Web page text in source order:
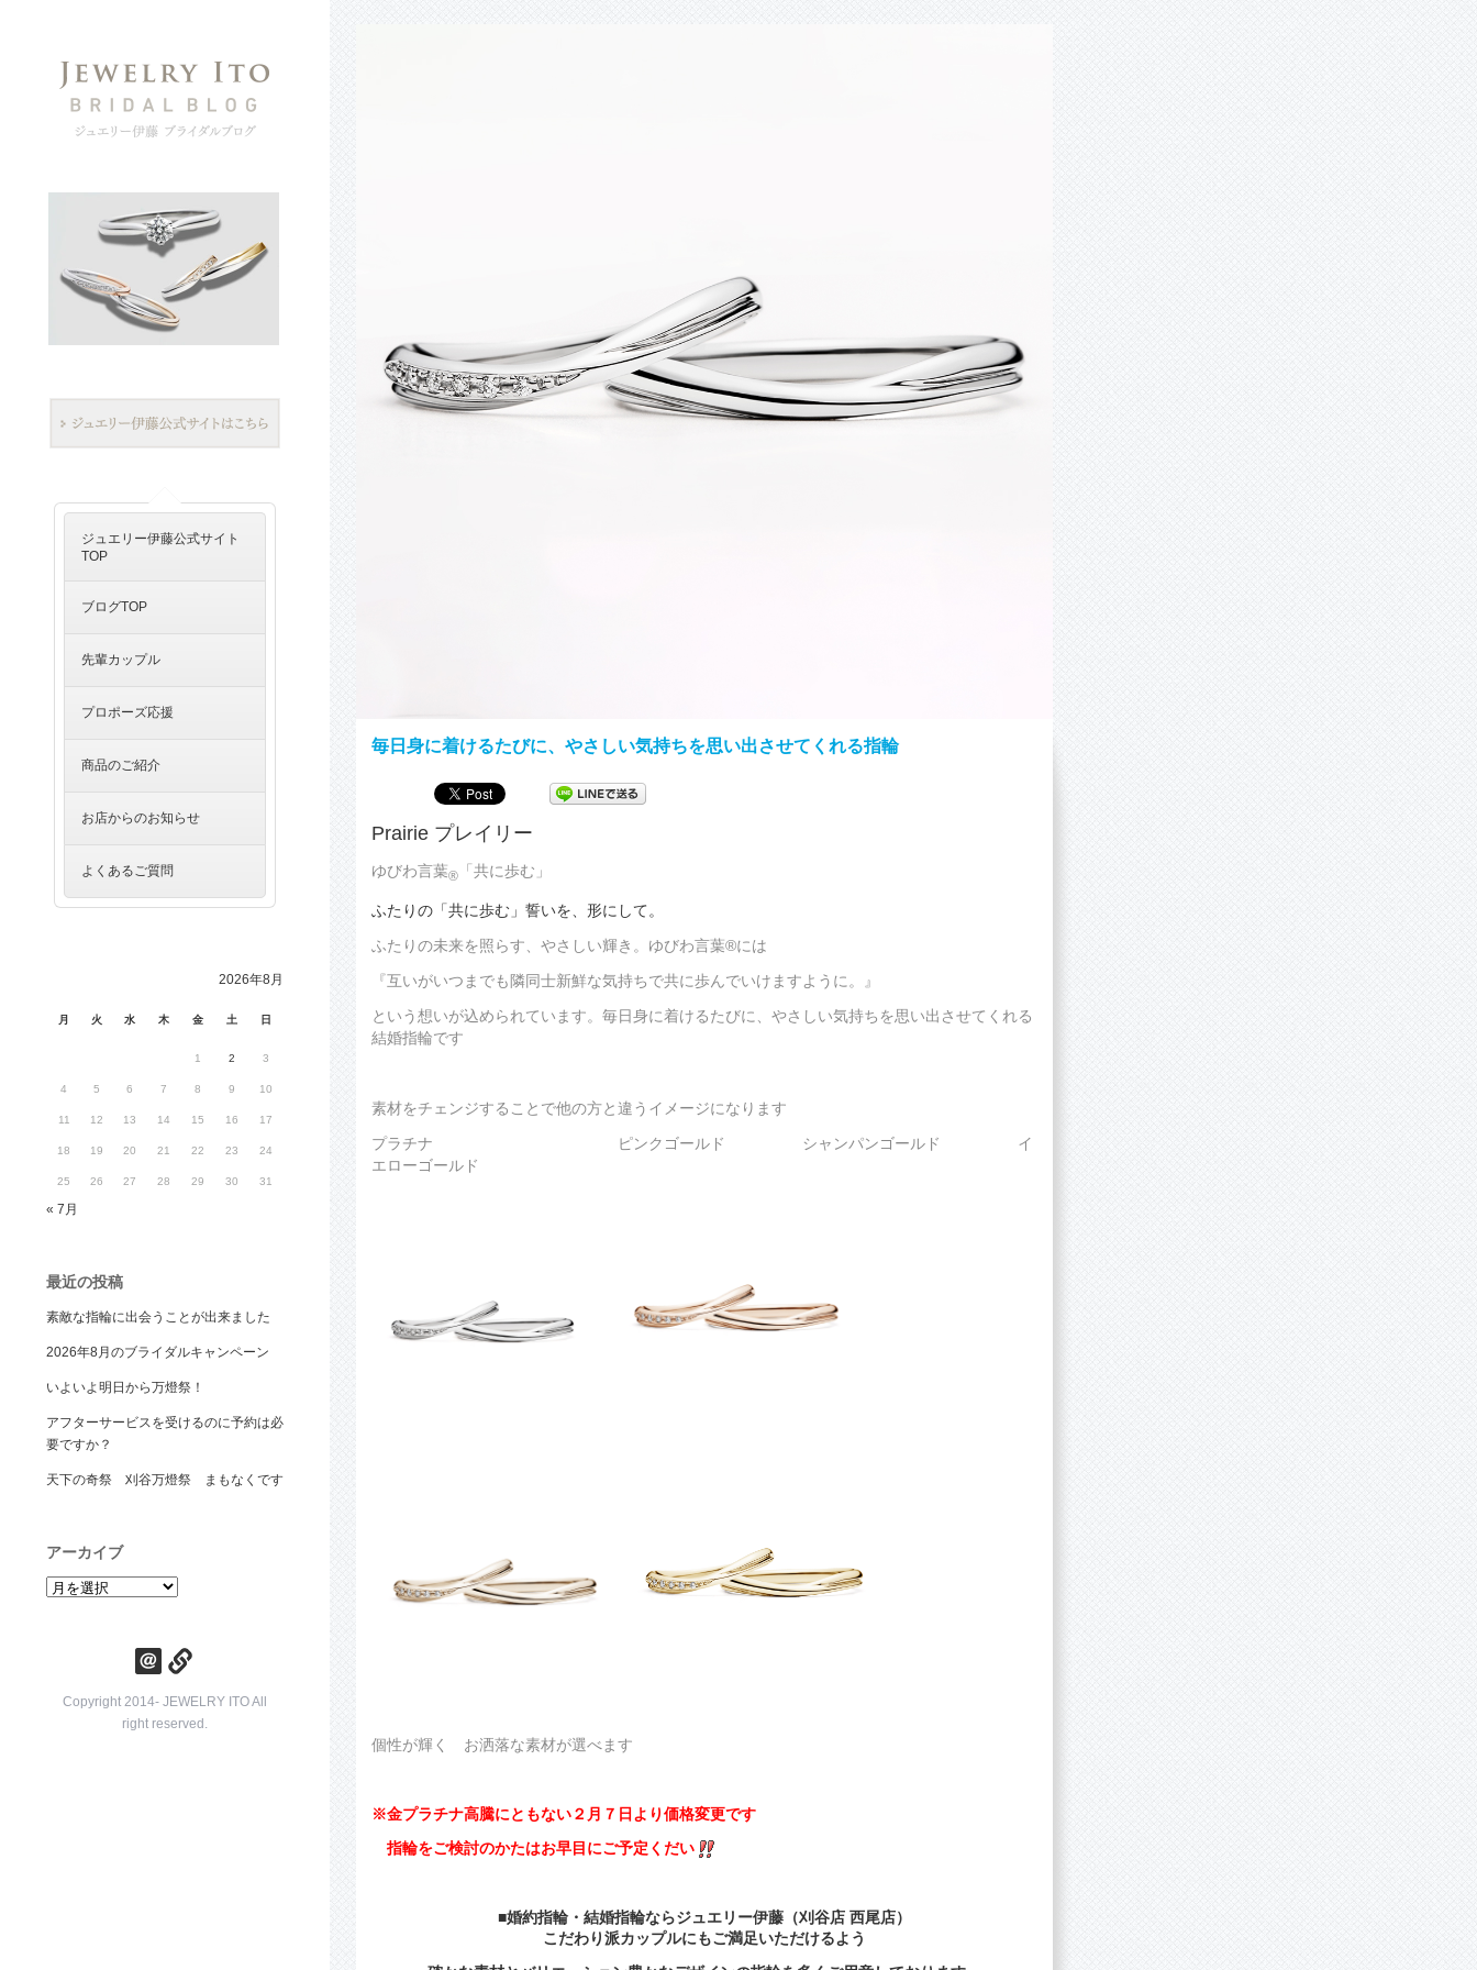
ジュエリー伊藤公式サイト
TOP
ブログTOP
先輩カップル
プロポーズ応援
商品のご紹介
お店からのお知らせ
よくあるご質問
2026年8月
月 火 水 木 金 土 日
1 2 3
4 5 6 7 8 9 10
11 12 13 14 15 16 17
18 19 20 21 22 23 24
25 26 27 28 29 30 31
« 7月
最近の投稿
素敵な指輪に出会うことが出来ました
2026年8月のブライダルキャンペーン
いよいよ明日から万燈祭！
アフターサービスを受けるのに予約は必
要ですか？
天下の奇祭 刈谷万燈祭 まもなくです
アーカイブ
ア
Copyright 2014- JEWELRY ITO All
right reserved.
毎日身に着けるたびに、やさしい気持ちを思い出させてくれる指輪
Prairie プレイリー
ゆびわ言葉® 「共に歩む」
ふたりの「共に歩む」誓いを、形にして。
ふたりの未来を照らす、やさしい輝き。ゆびわ言葉®には
『互いがいつまでも隣同士新鮮な気持ちで共に歩んでいけますように。』
という想いが込められています。毎日身に着けるたびに、やさしい気持ちを思い出させてくれる
結婚指輪です
素材をチェンジすることで他の方と違うイメージになります
プラチナ ピンクゴールド シャンパンゴールド イ
エローゴールド
個性が輝く お洒落な素材が選べます
※金プラチナ高騰にともない２月７日より価格変更です
指輪をご検討のかたはお早目にご予定くだい
■婚約指輪・結婚指輪ならジュエリー伊藤（刈谷店 西尾店）
こだわり派カップルにもご満足いただけるよう